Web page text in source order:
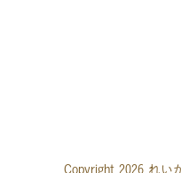
Copyright 2026 れい